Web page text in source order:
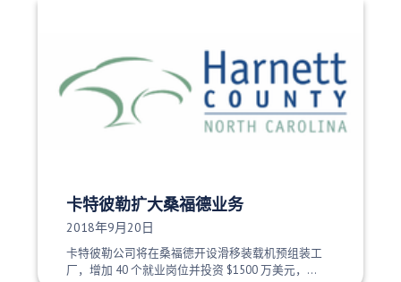
卡特彼勒扩大桑福德业务
发布日期：
2018年9月20日
卡特彼勒公司将在桑福德开设滑移装载机预组装工
厂，增加 40 个就业岗位并投资 $1500 万美元，...